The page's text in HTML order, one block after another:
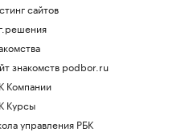
сайтов
знакомств podbor.ru
Компании
Курсы
управления РБК